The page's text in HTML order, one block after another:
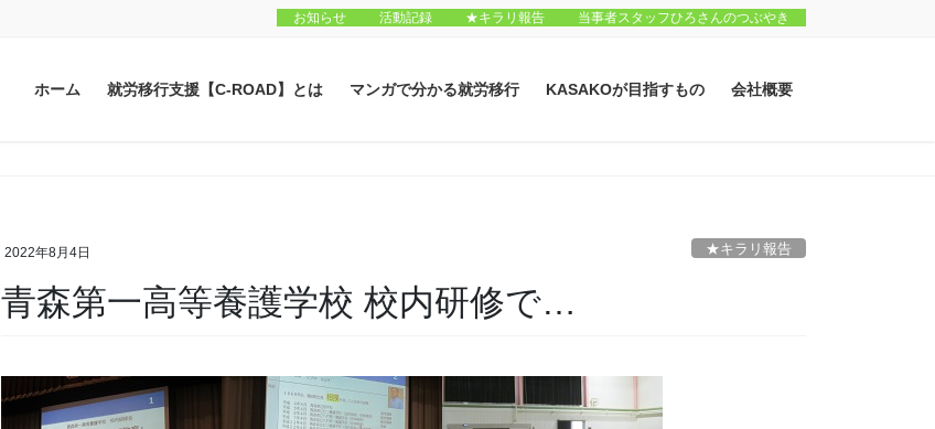
お知らせ 活動記録 ★キラリ報告 当事者スタッフひろさんのつぶやき
ホーム 就労移行支援【C-ROAD】とは マンガで分かる就労移行 KASAKOが目指すもの 会社概要
2022年8月4日 ★キラリ報告
青森第一高等養護学校 校内研修で…